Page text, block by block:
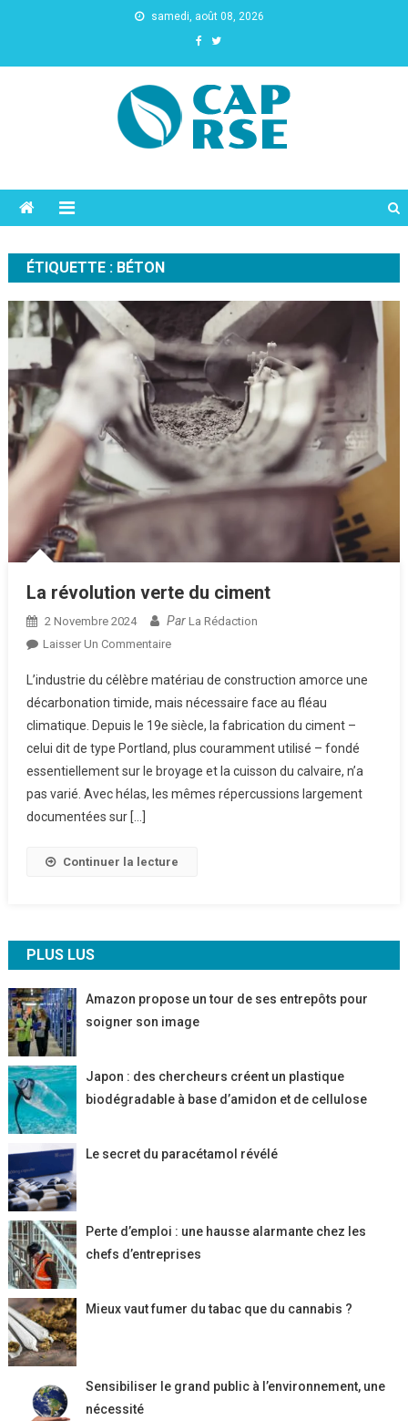
samedi, août 08, 2026
ÉTIQUETTE : BÉTON
La révolution verte du ciment
2 Novembre 2024 Par La Rédaction
Laisser Un CommentaireSur
Révolution
Verte
Du
Ciment
L’industrie du célèbre matériau de construction amorce une
décarbonation timide, mais nécessaire face au fléau
climatique. Depuis le 19e siècle, la fabrication du ciment –
celui dit de type Portland, plus couramment utilisé – fondé
essentiellement sur le broyage et la cuisson du calvaire, n’a
pas varié. Avec hélas, les mêmes répercussions largement
documentées sur […]
Continuer la lecture
PLUS LUS
Amazon propose un tour de ses entrepôts pour
soigner son image
Japon : des chercheurs créent un plastique
biodégradable à base d’amidon et de cellulose
Le secret du paracétamol révélé
Perte d’emploi : une hausse alarmante chez les
chefs d’entreprises
Mieux vaut fumer du tabac que du cannabis ?
Sensibiliser le grand public à l’environnement, une
nécessité